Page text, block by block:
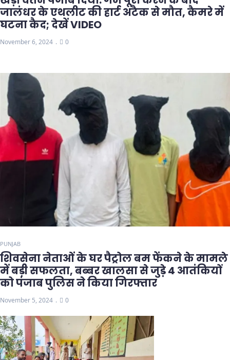
जालंधर के एथलीट की हार्ट अटैक से मौत, कैमरे में
घटना कैद; देखें VIDEO
November 6, 2024 0
PUNJAB
शिवसेना नेताओं के घर पैट्रोल बम फेंकने के मामले
में बड़ी सफलता, बब्बर खालसा से जुड़े 4 आतंकियों
को पंजाब पुलिस ने किया गिरफ्तार
November 5, 2024 0